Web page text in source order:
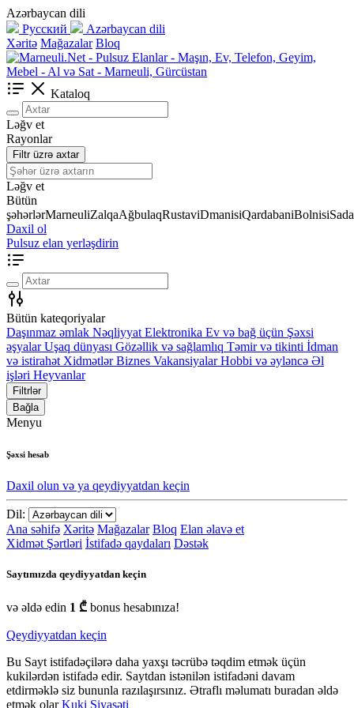
Azərbaycan dili
Русский
Azərbaycan dili
Xəritə Mağazalar Bloq
Kataloq
Ləğv et
Rayonlar
Filtr üzrə axtar
Ləğv et
Bütün
şəhərlərMarneuliZalqaAğbulaqRustaviDmanisiQardabaniBolnisi
Daxil ol
Pulsuz elan yerləşdirin
Bütün kateqoriyalar
Daşınmaz əmlak Nəqliyyat Elektronika Ev və bağ üçün Şəxsi
əşyalar Uşaq dünyası Gözəllik və sağlamlıq Təmir və tikinti İdman
və istirahət Xidmətlər Biznes Vakansiyalar Hobbi və əyləncə Əl
işləri Heyvanlar
Filtrlər
Bağla
Menyu
Şəxsi hesab
Daxil olun və ya qeydiyyatdan keçin
Dil:
Ana səhifə Xəritə Mağazalar Bloq Elan əlavə et
Xidmət Şərtləri İstifadə qaydaları Dəstək
Saytımızda qeydiyyatdan keçin
və əldə edin 1 ₾ bonus hesabınıza!
Qeydiyyatdan keçin
Bu Sayt istifadəçilərə daha yaxşı təcrübə təqdim etmək üçün
kukilərdən istifadə edir. Saytdan istənilən istifadəni davam
etdirməklə siz bununla razılaşırsınız. Ətraflı məlumatı buradan əldə
etmək olarKuki Siyasəti